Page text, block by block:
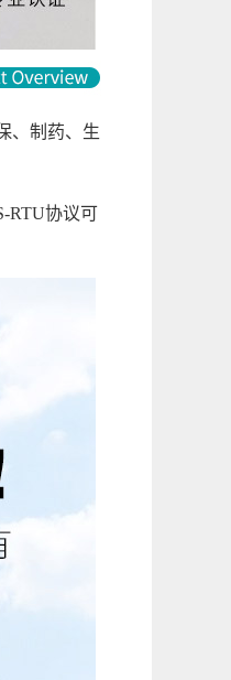
、制药、生
RTU协议可